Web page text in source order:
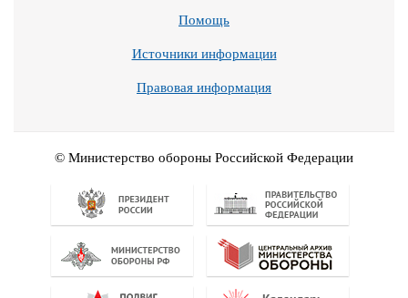
Помощь
Источники информации
Правовая информация
© Министерство обороны Российской Федерации